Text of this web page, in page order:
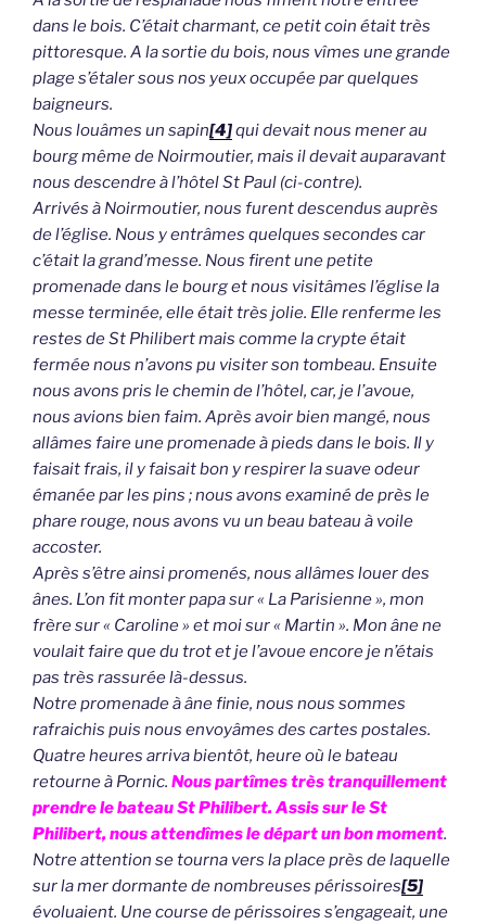
dans le bois. C’était charmant, ce petit coin était très
pittoresque. A la sortie du bois, nous vîmes une grande
plage s’étaler sous nos yeux occupée par quelques
baigneurs.
Nous louâmes un sapin[4]qui devait nous mener au
bourg même de Noirmoutier, mais il devait auparavant
nous descendre à l’hôtel St Paul (ci-contre).
Arrivés à Noirmoutier, nous furent descendus auprès
de l’église. Nous y entrâmes quelques secondes car
c’était la grand’messe. Nous firent une petite
promenade dans le bourg et nous visitâmes l’église la
messe terminée, elle était très jolie. Elle renferme les
restes de St Philibert mais comme la crypte était
fermée nous n’avons pu visiter son tombeau. Ensuite
nous avons pris le chemin de l’hôtel, car, je l’avoue,
nous avions bien faim. Après avoir bien mangé, nous
allâmes faire une promenade à pieds dans le bois. Il y
faisait frais, il y faisait bon y respirer la suave odeur
émanée par les pins ; nous avons examiné de près le
phare rouge, nous avons vu un beau bateau à voile
accoster.
Après s’être ainsi promenés, nous allâmes louer des
ânes. L’on fit monter papa sur « La Parisienne », mon
frère sur « Caroline » et moi sur « Martin ». Mon âne ne
voulait faire que du trot et je l’avoue encore je n’étais
pas très rassurée là-dessus.
Notre promenade à âne finie, nous nous sommes
rafraichis puis nous envoyâmes des cartes postales.
Quatre heures arriva bientôt, heure où le bateau
retourne à Pornic. Nous partîmes très tranquillement
prendre le bateau St Philibert. Assis sur le St
Philibert, nous attendîmes le départ un bon moment.
Notre attention se tourna vers la place près de laquelle
sur la mer dormante de nombreuses périssoires[5]
évoluaient. Une course de périssoires s’engageait, une